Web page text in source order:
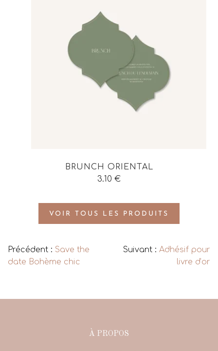
BRUNCH ORIENTAL
3.10 €
VOIR TOUS LES PRODUITS
Précédent : Save the
date Bohème chic
Suivant :Adhésif pour
livre d’or
À PROPOS